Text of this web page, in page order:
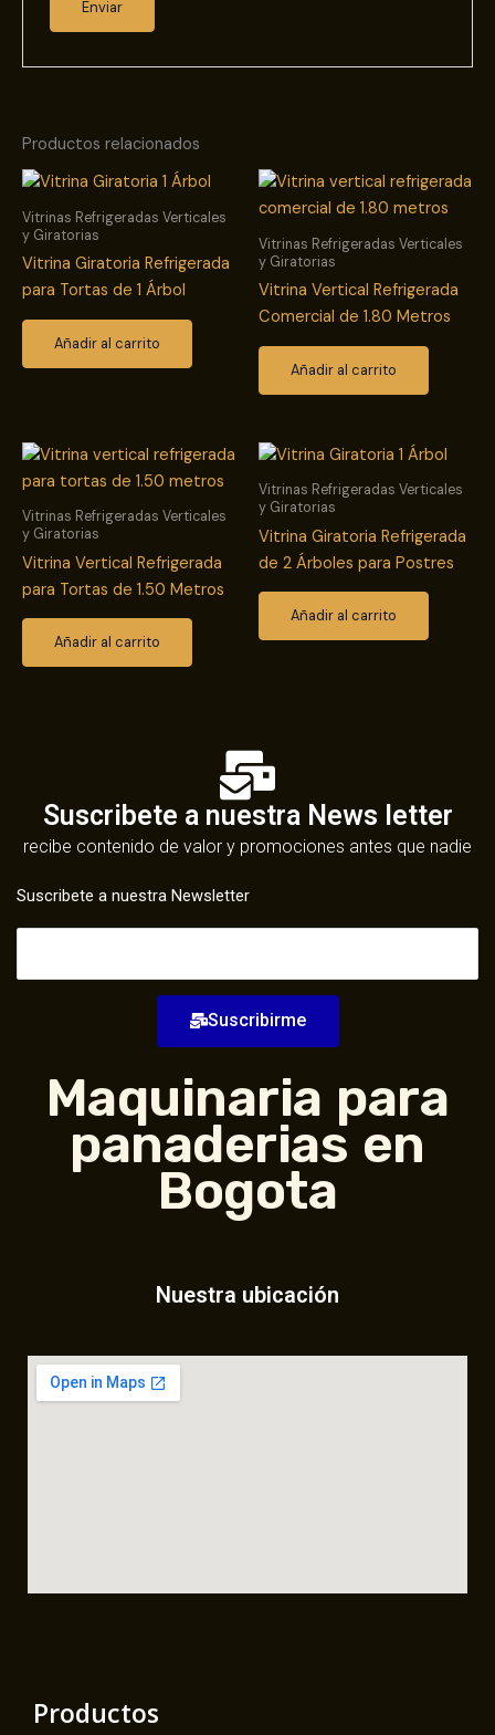
Productos relacionados
Vitrinas Refrigeradas Verticales
y Giratorias
Vitrina Giratoria Refrigerada
para Tortas de 1 Árbol
Añadir al carrito
Vitrinas Refrigeradas Verticales
y Giratorias
Vitrina Vertical Refrigerada
Comercial de 1.80 Metros
Añadir al carrito
Vitrinas Refrigeradas Verticales
y Giratorias
Vitrina Vertical Refrigerada
para Tortas de 1.50 Metros
Añadir al carrito
Vitrinas Refrigeradas Verticales
y Giratorias
Vitrina Giratoria Refrigerada
de 2 Árboles para Postres
Añadir al carrito
Suscribete a nuestra News letter
recibe contenido de valor y promociones antes que nadie
Suscribete a nuestra Newsletter
Suscribirme
Maquinaria para
panaderias en
Bogota
Nuestra ubicación
Productos